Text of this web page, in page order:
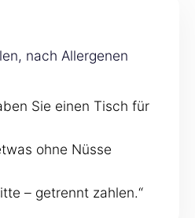
nach Allergenen
Sie einen Tisch für
ohne Nüsse
– getrennt zahlen.“